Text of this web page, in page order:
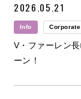
2026.05.21
Info Corporate
V・ファーレン
ーン！